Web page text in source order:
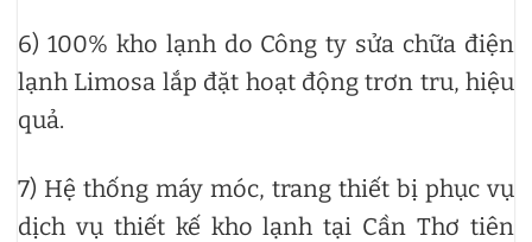
6) 100% kho lạnh do Công ty sửa chữa điện
lạnh Limosa lắp đặt hoạt động trơn tru, hiệu
quả.
7) Hệ thống máy móc, trang thiết bị phục vụ
dịch vụ thiết kế kho lạnh tại Cần Thơ tiên